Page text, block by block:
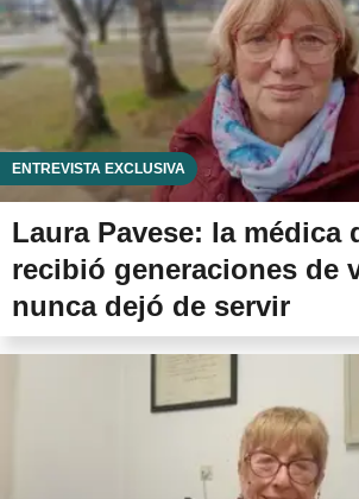
ENTREVISTA EXCLUSIVA
Laura Pavese: la médica
recibió generaciones de
nunca dejó de servir